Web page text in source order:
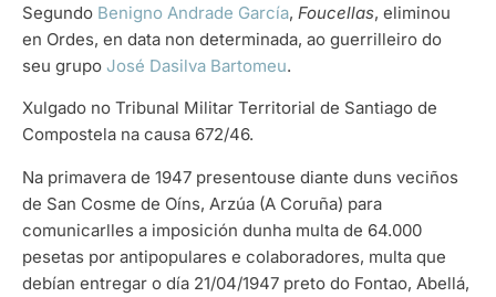
Segundo Benigno Andrade García, Foucellas, eliminou
en Ordes, en data non determinada, ao guerrilleiro do
seu grupo José Dasilva Bartomeu.
Xulgado no Tribunal Militar Territorial de Santiago de
Compostela na causa 672/46.
Na primavera de 1947 presentouse diante duns veciños
de San Cosme de Oíns, Arzúa (A Coruña) para
comunicarlles a imposición dunha multa de 64.000
pesetas por antipopulares e colaboradores, multa que
debían entregar o día 21/04/1947 preto do Fontao, Abellá,